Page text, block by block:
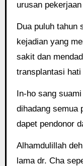
urusan
Dua puluh tahun
kejadian yang
sakit dan
transplantasi
In-ho sang
dihadang semua
dapet pendonor
Alhamdulillah
lama dr. Cha